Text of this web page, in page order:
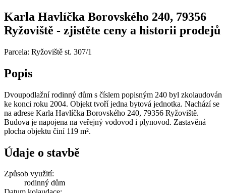
Karla Havlíčka Borovského 240, 79356
Ryžoviště - zjistěte ceny a historii prodejů
Parcela: Ryžoviště st. 307/1
Popis
Dvoupodlažní rodinný dům s číslem popisným 240 byl zkolaudován
ke konci roku 2004. Objekt tvoří jedna bytová jednotka. Nachází se
na adrese Karla Havlíčka Borovského 240, 79356 Ryžoviště.
Budova je napojena na veřejný vodovod i plynovod. Zastavěná
plocha objektu činí 119 m².
Údaje o stavbě
Způsob využití:
rodinný dům